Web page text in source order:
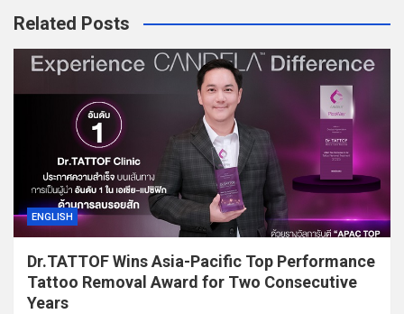
Related Posts
ENGLISH
Dr.TATTOF Wins Asia-Pacific Top Performance
Tattoo Removal Award for Two Consecutive
Years